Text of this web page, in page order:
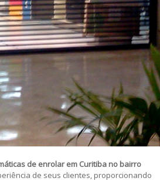
de enrolar em Curitiba no bairro
de seus clientes, proporcionando